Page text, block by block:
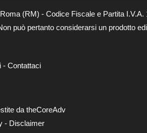
(RM) - Codice Fiscale e Partita I.V.A.
può pertanto considerarsi un prodotto
- Contattaci
da theCoreAdv
- Disclaimer